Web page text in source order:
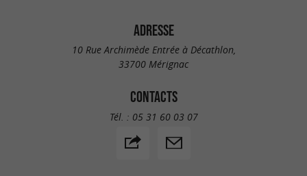
ADRESSE
10 Rue Archimède Entrée à Décathlon,
33700 Mérignac
CONTACTS
Tél. : 05 31 60 03 07